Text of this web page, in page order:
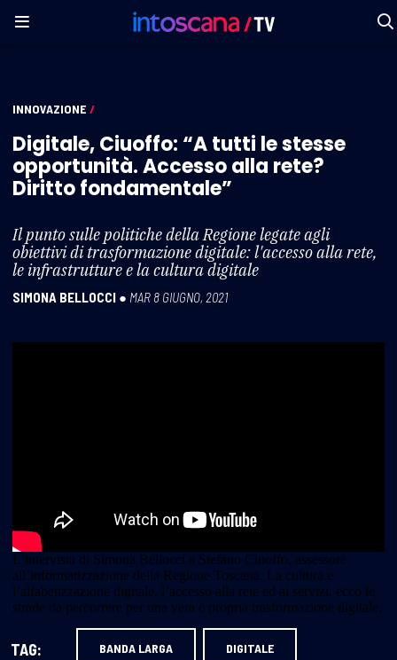
INNOVAZIONE /
Digitale, Ciuoffo: “A tutti le stesse
opportunità. Accesso alla rete?
Diritto fondamentale”
Il punto sulle politiche della Regione legate agli
obiettivi di trasformazione digitale: l'accesso alla rete,
le infrastrutture e la cultura digitale
SIMONA BELLOCCI ● MAR 8 GIUGNO, 2021
L’intervista di Simona Bellocci a Stefano Ciuoffo, assessore
all’informatizzazione della Regione Toscana. La cultura e
l’alfabetizzazione digitale, l’accesso alla rete ed ai servizi, ecco le
strade da percorrere per una vera e propria trasformazione digitale.
TAG: BANDA LARGA DIGITALE